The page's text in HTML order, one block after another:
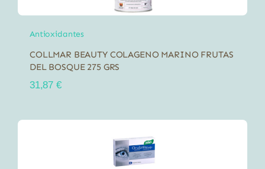
Antioxidantes
COLLMAR BEAUTY COLAGENO MARINO FRUTAS
DEL BOSQUE 275 GRS
31,87 €